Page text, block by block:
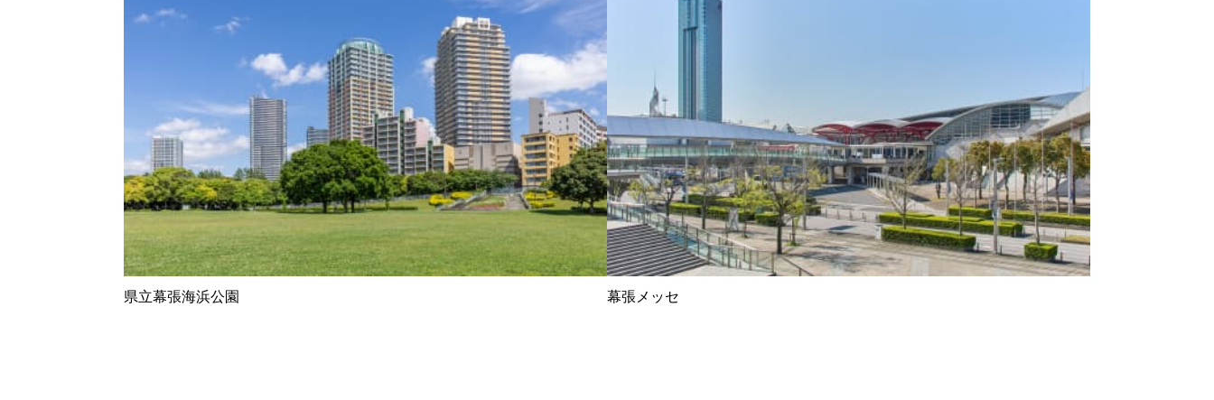
県立幕張海浜公園 幕張メッセ